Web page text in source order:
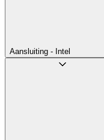
Aansluiting - Intel